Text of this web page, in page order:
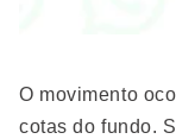
O movimento
cotas do fundo.